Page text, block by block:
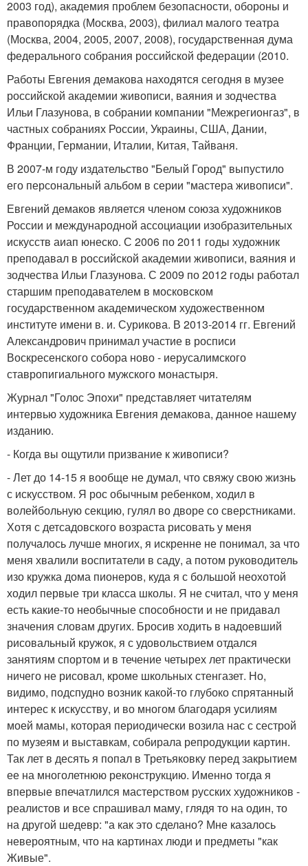
2003 год), академия проблем безопасности, обороны и
правопорядка (Москва, 2003), филиал малого театра
(Москва, 2004, 2005, 2007, 2008), государственная дума
федерального собрания российской федерации (2010.
Работы Евгения демакова находятся сегодня в музее
российской академии живописи, ваяния и зодчества
Ильи Глазунова, в собрании компании "Межрегионгаз", в
частных собраниях России, Украины, США, Дании,
Франции, Германии, Италии, Китая, Тайваня.
В 2007-м году издательство "Белый Город" выпустило
его персональный альбом в серии "мастера живописи".
Евгений демаков является членом союза художников
России и международной ассоциации изобразительных
искусств аиап юнеско. С 2006 по 2011 годы художник
преподавал в российской академии живописи, ваяния и
зодчества Ильи Глазунова. С 2009 по 2012 годы работал
старшим преподавателем в московском
государственном академическом художественном
институте имени в. и. Сурикова. В 2013-2014 гг. Евгений
Александрович принимал участие в росписи
Воскресенского собора ново - иерусалимского
ставропигиального мужского монастыря.
Журнал "Голос Эпохи" представляет читателям
интервью художника Евгения демакова, данное нашему
изданию.
- Когда вы ощутили призвание к живописи?
- Лет до 14-15 я вообще не думал, что свяжу свою жизнь
с искусством. Я рос обычным ребенком, ходил в
волейбольную секцию, гулял во дворе со сверстниками.
Хотя с детсадовского возраста рисовать у меня
получалось лучше многих, я искренне не понимал, за что
меня хвалили воспитатели в саду, а потом руководитель
изо кружка дома пионеров, куда я с большой неохотой
ходил первые три класса школы. Я не считал, что у меня
есть какие-то необычные способности и не придавал
значения словам других. Бросив ходить в надоевший
рисовальный кружок, я с удовольствием отдался
занятиям спортом и в течение четырех лет практически
ничего не рисовал, кроме школьных стенгазет. Но,
видимо, подспудно возник какой-то глубоко спрятанный
интерес к искусству, и во многом благодаря усилиям
моей мамы, которая периодически возила нас с сестрой
по музеям и выставкам, собирала репродукции картин.
Так лет в десять я попал в Третьяковку перед закрытием
ее на многолетнюю реконструкцию. Именно тогда я
впервые впечатлился мастерством русских художников -
реалистов и все спрашивал маму, глядя то на один, то
на другой шедевр: "а как это сделано? Мне казалось
невероятным, что на картинах люди и предметы "как
Живые".